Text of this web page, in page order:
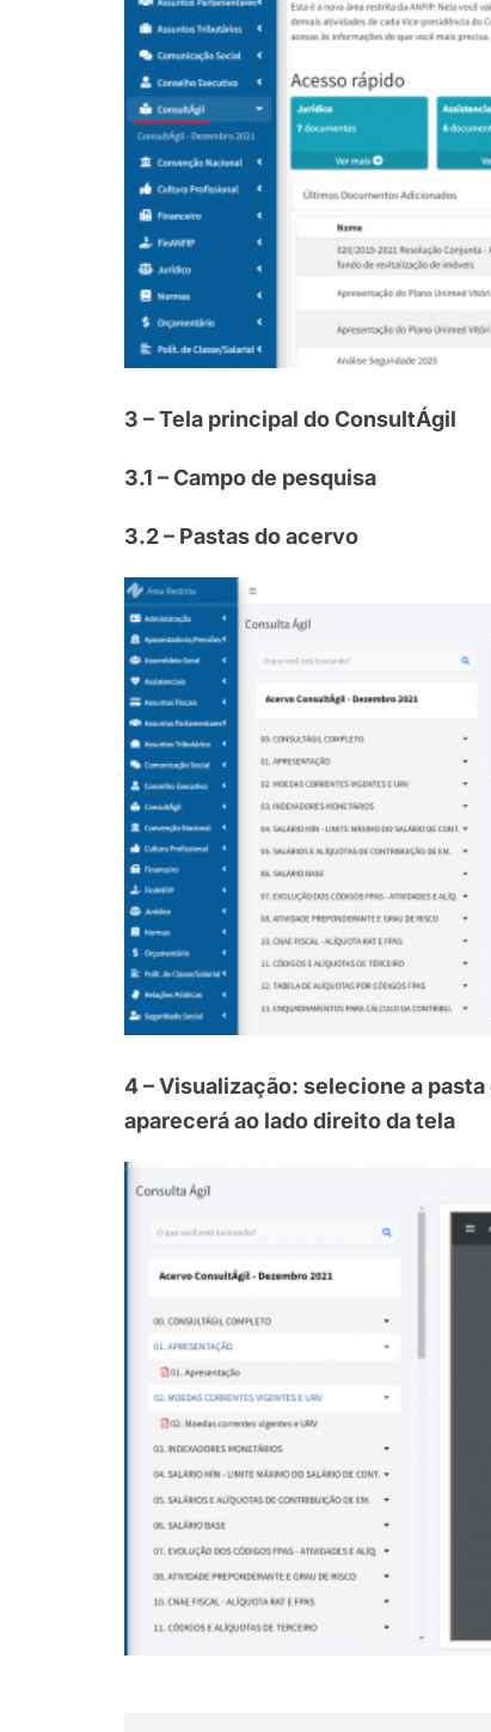
3 – Tela principal do ConsultÁgil
3.1 – Campo de pesquisa
3.2 – Pastas do acervo
4 – Visualização: selecione a
aparecerá ao lado direito da tela